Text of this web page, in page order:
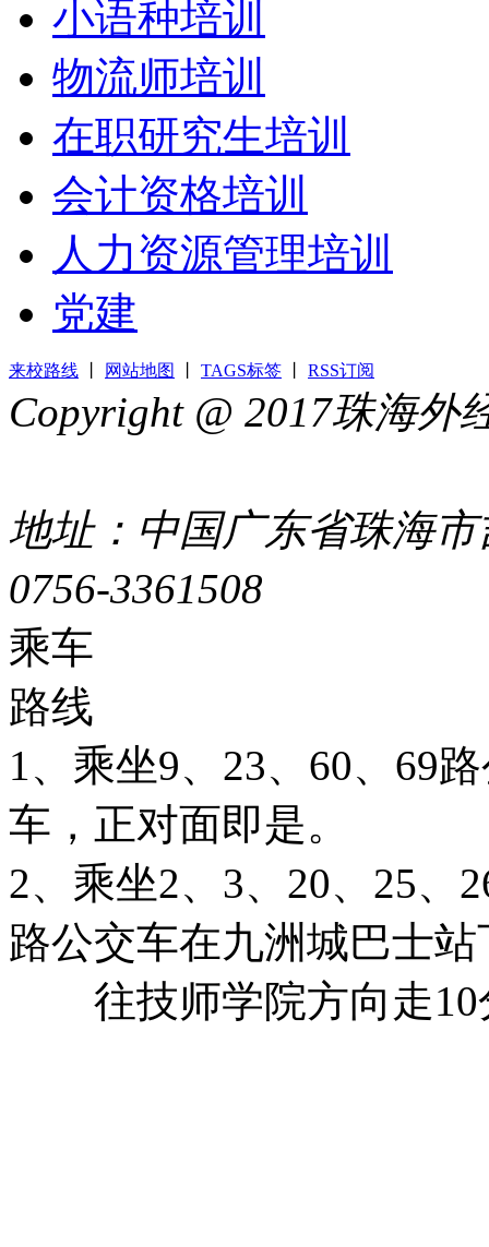
小语种培训
物流师培训
在职研究生培训
会计资格培训
人力资源管理培训
党建
来校路线 网站地图 TAGS标签 RSS订阅
Copyright @ 2017珠海
地址：中国广东省珠海
0756-3361508
乘车
路线
1、乘坐9、23、60、69
车，正对面即是。
2、乘坐2、3、20、25、
路公交车在九洲城巴士站
往技师学院方向走10